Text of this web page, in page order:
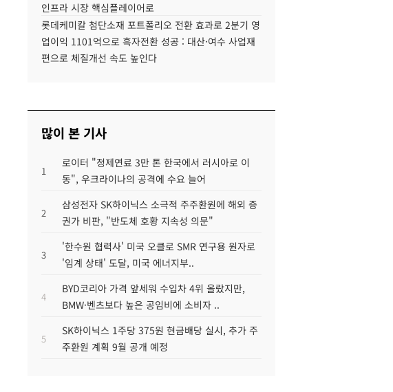
인프라 시장 핵심플레이어로
롯데케미칼 첨단소재 포트폴리오 전환 효과로 2분기 영
업이익 1101억으로 흑자전환 성공 : 대산·여수 사업재
편으로 체질개선 속도 높인다
많이 본 기사
1
로이터 "정제연료 3만 톤 한국에서 러시아로 이
동", 우크라이나의 공격에 수요 늘어
2
삼성전자 SK하이닉스 소극적 주주환원에 해외 증
권가 비판, "반도체 호황 지속성 의문"
3
'한수원 협력사' 미국 오클로 SMR 연구용 원자로
'임계 상태' 도달, 미국 에너지부..
4
BYD코리아 가격 앞세워 수입차 4위 올랐지만,
BMW·벤츠보다 높은 공임비에 소비자 ..
5
SK하이닉스 1주당 375원 현금배당 실시, 추가 주
주환원 계획 9월 공개 예정